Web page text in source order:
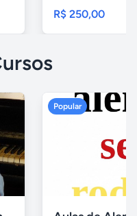
R$ 250,00
Popular